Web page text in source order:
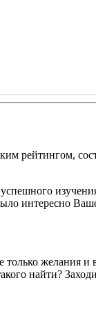
рейтингом,
интересно
желания и
найти?